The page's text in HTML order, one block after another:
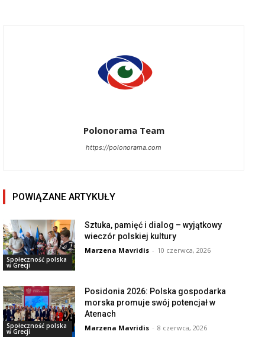
Polonorama Team
https://polonorama.com
POWIĄZANE ARTYKUŁY
Społeczność polska
w Grecji
Sztuka, pamięć i dialog – wyjątkowy
wieczór polskiej kultury
Marzena Mavridis - 10 czerwca, 2026
Społeczność polska
w Grecji
Posidonia 2026: Polska gospodarka
morska promuje swój potencjał w
Atenach
Marzena Mavridis - 8 czerwca, 2026